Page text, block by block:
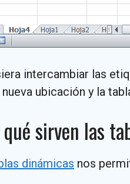
intercambiar las
nueva ubicación y la
sirven las
dinámicas nos